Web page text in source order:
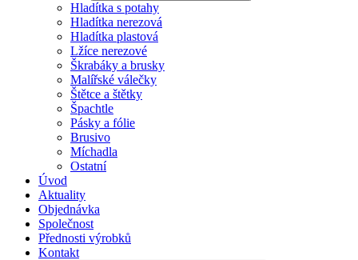
Hladítka s potahy
Hladítka nerezová
Hladítka plastová
Lžíce nerezové
Škrabáky a brusky
Malířské válečky
Štětce a štětky
Špachtle
Pásky a fólie
Brusivo
Míchadla
Ostatní
Úvod
Aktuality
Objednávka
Společnost
Přednosti výrobků
Kontakt